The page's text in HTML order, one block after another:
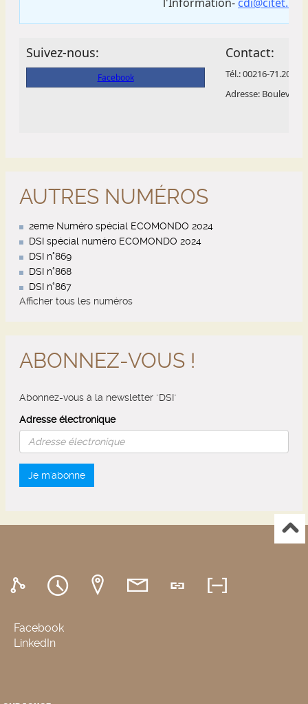
AUTRES NUMÉROS
2eme Numéro spécial ECOMONDO 2024
DSI spécial numéro ECOMONDO 2024
DSI n°869
DSI n°868
DSI n°867
Afficher tous les numéros
ABONNEZ-VOUS !
Abonnez-vous à la newsletter "DSI"
Adresse électronique
Je m'abonne
Facebook
LinkedIn